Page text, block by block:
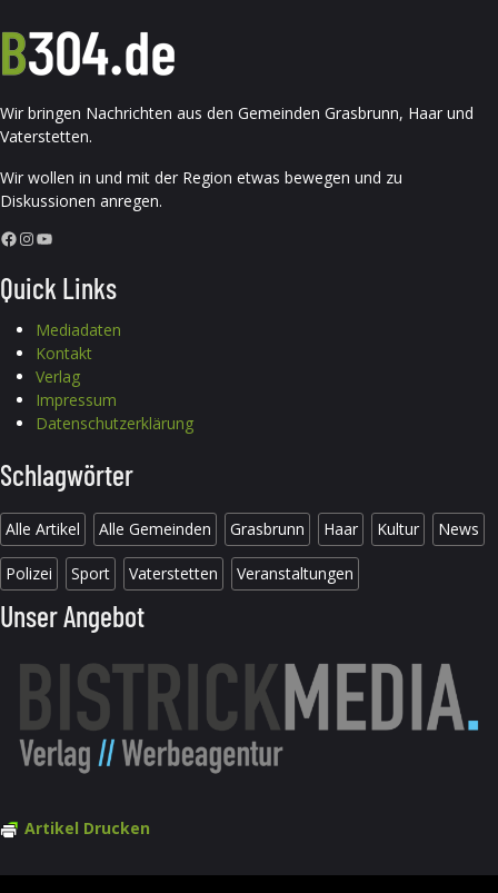
Wir bringen Nachrichten aus den Gemeinden Grasbrunn, Haar und
Vaterstetten.
Wir wollen in und mit der Region etwas bewegen und zu
Diskussionen anregen.
Facebook InstagramYouTube
Quick Links
Mediadaten
Kontakt
Verlag
Impressum
Datenschutzerklärung
Schlagwörter
Alle Artikel Alle Gemeinden Grasbrunn Haar Kultur News
Polizei Sport Vaterstetten Veranstaltungen
Unser Angebot
Artikel Drucken